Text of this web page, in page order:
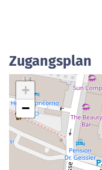
Zugangsplan
+
−